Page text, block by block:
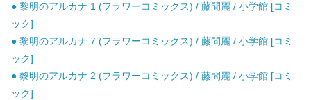
● 黎明のアルカナ 1 (フラワーコミックス) / 藤間麗 / 小学館 [コミ
ック]
● 黎明のアルカナ 7 (フラワーコミックス) / 藤間麗 / 小学館 [コミ
ック]
● 黎明のアルカナ 2 (フラワーコミックス) / 藤間麗 / 小学館 [コミ
ック]